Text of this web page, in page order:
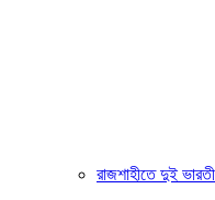
রাজশাহীতে দুই